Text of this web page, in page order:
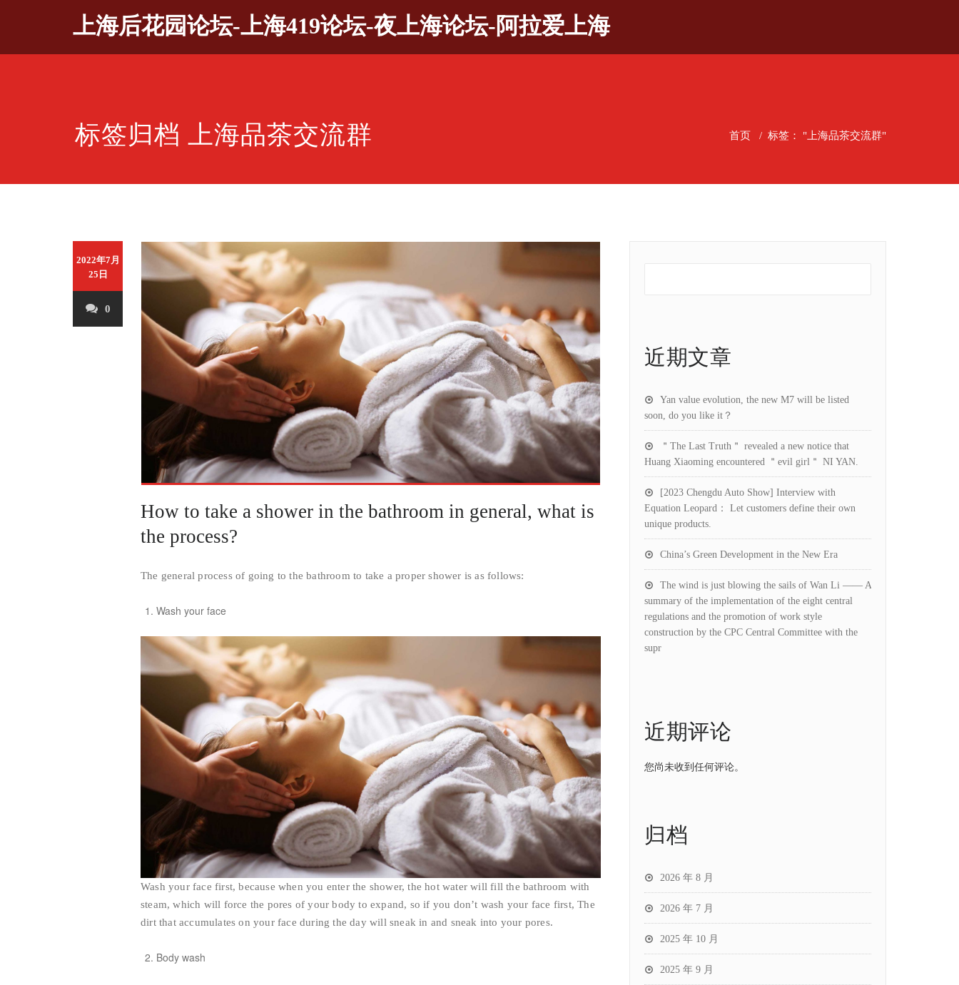
上海后花园论坛-上海419论坛-夜上海论坛-阿拉爱上海
标签归档 上海品茶交流群 首页 / 标签： "上海品茶交流群"
2022年7月
25日
0
How to take a shower in the bathroom in general, what is
the process?
The general process of going to the bathroom to take a proper shower is as follows:
Wash your face
Wash your face first, because when you enter the shower, the hot water will fill the bathroom with
steam, which will force the pores of your body to expand, so if you don’t wash your face first, The
dirt that accumulates on your face during the day will sneak in and sneak into your pores.
Body wash
近期文章
Yan value evolution, the new M7 will be listed
soon, do you like it？
＂The Last Truth＂ revealed a new notice that
Huang Xiaoming encountered ＂evil girl＂ NI YAN.
[2023 Chengdu Auto Show] Interview with
Equation Leopard： Let customers define their own
unique products.
China’s Green Development in the New Era
The wind is just blowing the sails of Wan Li —— A
summary of the implementation of the eight central
regulations and the promotion of work style
construction by the CPC Central Committee with the
supr
近期评论
您尚未收到任何评论。
归档
2026 年 8 月
2026 年 7 月
2025 年 10 月
2025 年 9 月